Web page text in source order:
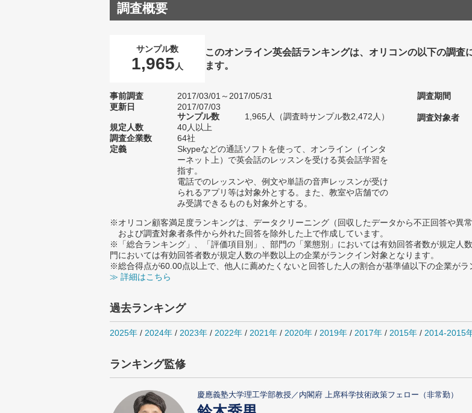
調査概要
サンプル数
1,965 人
このオンライン英会話ランキングは、オリコンの以下の調査
ます。
事前調査
2017/03/01～2017/05/31
更新日
2017/07/03
サンプル数
1,965人（調査時サンプル数2,472人）
規定人数
40人以上
調査企業数
64社
定義
Skypeなどの通話ソフトを使って、オンライン（インタ
ーネット上）で英会話のレッスンを受ける英会話学習を
指す。
電話でのレッスンや、例文や単語の音声レッスンが受け
られるアプリ等は対象外とする。また、教室や店舗での
み受講できるものも対象外とする。
調査期間
調査対象者
※オリコン顧客満足度ランキングは、データクリーニング（回収したデータから不正回答や異常
および調査対象者条件から外れた回答を除外した上で作成しています。
※「総合ランキング」、「評価項目別」、部門の「業態別」においては有効回答者数が規定人
門においては有効回答者数が規定人数の半数以上の企業がランクイン対象となります。
※総合得点が60.00点以上で、他人に薦めたくないと回答した人の割合が基準値以下の企業がラ
≫ 詳細はこちら
過去ランキング
2025年 / 2024年 / 2023年 / 2022年 / 2021年 / 2020年 / 2019年 / 2017年 / 2015年 / 2014-2015
ランキング監修
慶應義塾大学理工学部教授／内閣府 上席科学技術政策フェロー（非常勤）